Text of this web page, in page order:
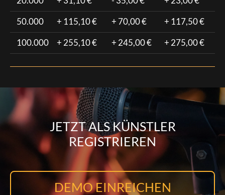
50.000 + 115,10 € + 70,00 € + 117,50 €
100.000 + 255,10 € + 245,00 € + 275,00 €
JETZT ALS KÜNSTLER
REGISTRIEREN
DEMO EINREICHEN